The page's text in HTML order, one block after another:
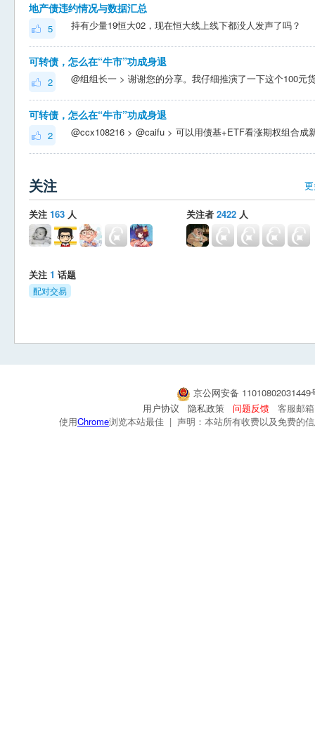
地产债违约情况与数据汇总
5 持有少量19恒大02，现在恒大线上线下都没人发声了吗？
可转债，怎么在“牛市”功成身退
2
可转债，怎么在“牛市”功成身退
2
关注
关注 163 人 关注者 2422 人
关注 1 话题
配对交易
京公网安备
用户协议
隐私政策 问题反馈
客服邮
使用Chrome浏览本站最佳 | 声明：本站所有收费以及免费的